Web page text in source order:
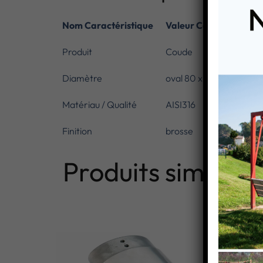
Nom Caractéristique Valeur
Produit Coude
Diamètre oval 80 x 40
Matériau / Qualité AISI316
Finition brosse
Produits